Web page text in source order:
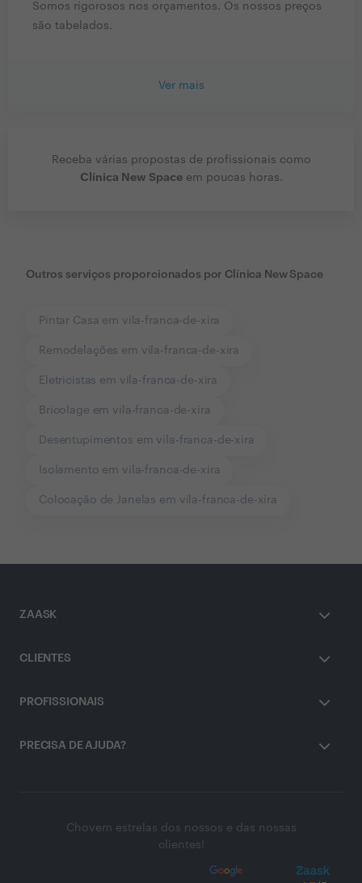
Somos rigorosos nos orçamentos. Os nossos preços
são tabelados.
Ver mais
Receba várias propostas de profissionais como
Clínica New Spaceem poucas horas.
Outros serviços proporcionados por Clínica New Space
Pintar Casa em vila-franca-de-xira
Remodelações em vila-franca-de-xira
Eletricistas em vila-franca-de-xira
Bricolage em vila-franca-de-xira
Desentupimentos em vila-franca-de-xira
Isolamento em vila-franca-de-xira
Colocação de Janelas em vila-franca-de-xira
ZAASK
CLIENTES
PROFISSIONAIS
PRECISA DE AJUDA?
Chovem estrelas dos nossos e das nossas
clientes!